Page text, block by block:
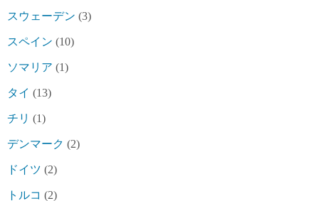
スウェーデン (3)
スペイン (10)
ソマリア (1)
タイ (13)
チリ (1)
デンマーク (2)
ドイツ (2)
トルコ (2)